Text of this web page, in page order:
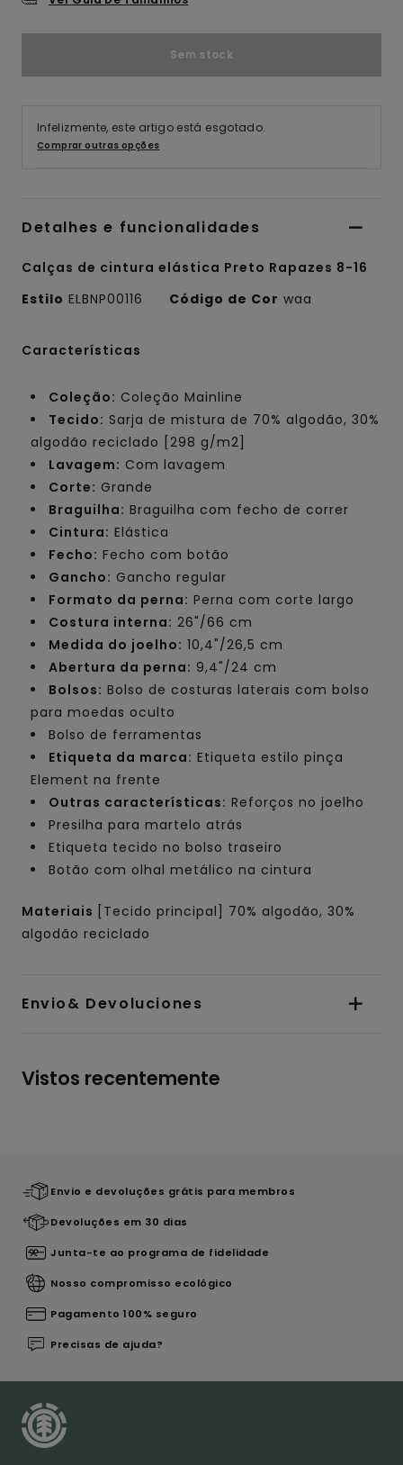
Sem stock
Infelizmente, este artigo está esgotado.
Comprar outras opções
Detalhes e funcionalidades
Calças de cintura elástica Preto Rapazes 8-16
Estilo ELBNP00116 Código de Cor waa
Características
Coleção: Coleção Mainline
Tecido: Sarja de mistura de 70% algodão, 30%
algodão reciclado [298 g/m2]
Lavagem: Com lavagem
Corte: Grande
Braguilha: Braguilha com fecho de correr
Cintura: Elástica
Fecho: Fecho com botão
Gancho: Gancho regular
Formato da perna: Perna com corte largo
Costura interna: 26"/66 cm
Medida do joelho: 10,4"/26,5 cm
Abertura da perna: 9,4"/24 cm
Bolsos: Bolso de costuras laterais com bolso
para moedas oculto
Bolso de ferramentas
Etiqueta da marca: Etiqueta estilo pinça
Element na frente
Outras características: Reforços no joelho
Presilha para martelo atrás
Etiqueta tecido no bolso traseiro
Botão com olhal metálico na cintura
Materiais
[Tecido principal] 70% algodão, 30%
algodão reciclado
Envio& Devoluciones
Vistos recentemente
Envio e devoluções grátis para membros
Devoluções em 30 dias
Junta-te ao programa de fidelidade
Nosso compromisso ecológico
Pagamento 100% seguro
Precisas de ajuda?